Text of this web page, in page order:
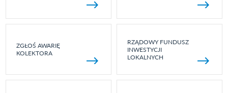
ZGŁOŚ AWARIĘ
KOLEKTORA
RZĄDOWY FUNDUSZ
INWESTYCJI
LOKALNYCH